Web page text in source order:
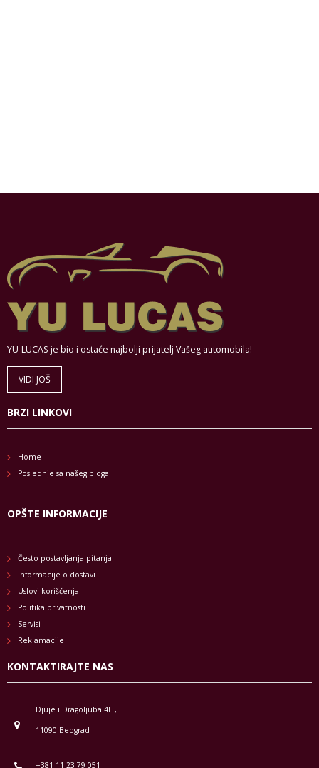
YU-LUCAS je bio i ostaće najbolji prijatelj Vašeg automobila!
VIDI JOŠ
BRZI LINKOVI
Home
Poslednje sa našeg bloga
OPŠTE INFORMACIJE
Često postavljanja pitanja
Informacije o dostavi
Uslovi korišćenja
Politika privatnosti
Servisi
Reklamacije
KONTAKTIRAJTE NAS
Djuje i Dragoljuba 4E ,
11090 Beograd
+381 11 23 79 051